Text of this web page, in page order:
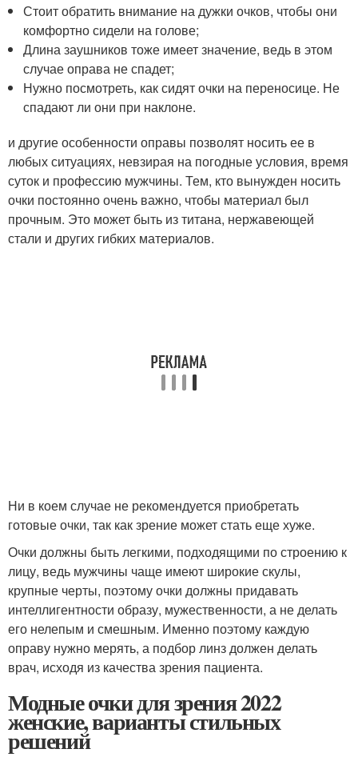
Стоит обратить внимание на дужки очков, чтобы они
комфортно сидели на голове;
Длина заушников тоже имеет значение, ведь в этом
случае оправа не спадет;
Нужно посмотреть, как сидят очки на переносице. Не
спадают ли они при наклоне.
и другие особенности оправы позволят носить ее в
любых ситуациях, невзирая на погодные условия, время
суток и профессию мужчины. Тем, кто вынужден носить
очки постоянно очень важно, чтобы материал был
прочным. Это может быть из титана, нержавеющей
стали и других гибких материалов.
Ни в коем случае не рекомендуется приобретать
готовые очки, так как зрение может стать еще хуже.
Очки должны быть легкими, подходящими по строению к
лицу, ведь мужчины чаще имеют широкие скулы,
крупные черты, поэтому очки должны придавать
интеллигентности образу, мужественности, а не делать
его нелепым и смешным. Именно поэтому каждую
оправу нужно мерять, а подбор линз должен делать
врач, исходя из качества зрения пациента.
Модные очки для зрения 2022
женские, варианты стильных
решений